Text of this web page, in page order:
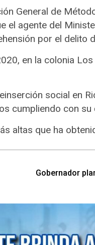
General de
el agente del
por el delito
en la colonia
social en
cumpliendo con su
altas que ha
Gobernador